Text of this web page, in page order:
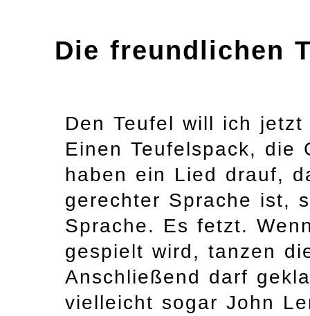
Die freundlichen
Den Teufel will ich
Einen Teufelspack, die
haben ein Lied drauf,
gerechter Sprache ist,
Sprache. Es fetzt.
gespielt wird, tanzen
Anschließend darf
vielleicht sogar John